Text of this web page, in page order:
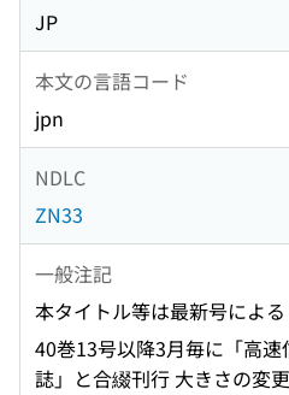
JP
本文の言語コード
jpn
NDLC
ZN33
一般注記
本タイトル等は最新号による
40巻13号以降3月毎に「高
誌」と合綴刊行 大きさの変